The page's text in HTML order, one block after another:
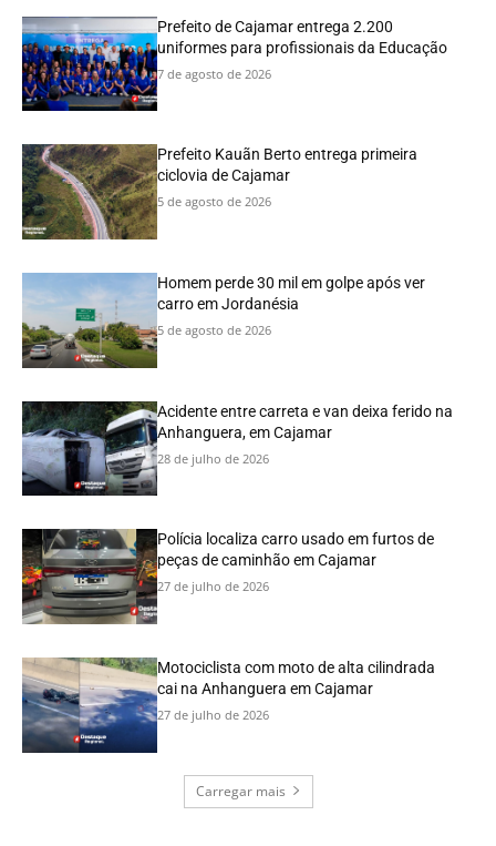
Prefeito de Cajamar entrega 2.200
uniformes para profissionais da Educação
7 de agosto de 2026
Prefeito Kauãn Berto entrega primeira
ciclovia de Cajamar
5 de agosto de 2026
Homem perde 30 mil em golpe após ver
carro em Jordanésia
5 de agosto de 2026
Acidente entre carreta e van deixa ferido na
Anhanguera, em Cajamar
28 de julho de 2026
Polícia localiza carro usado em furtos de
peças de caminhão em Cajamar
27 de julho de 2026
Motociclista com moto de alta cilindrada
cai na Anhanguera em Cajamar
27 de julho de 2026
Carregar mais